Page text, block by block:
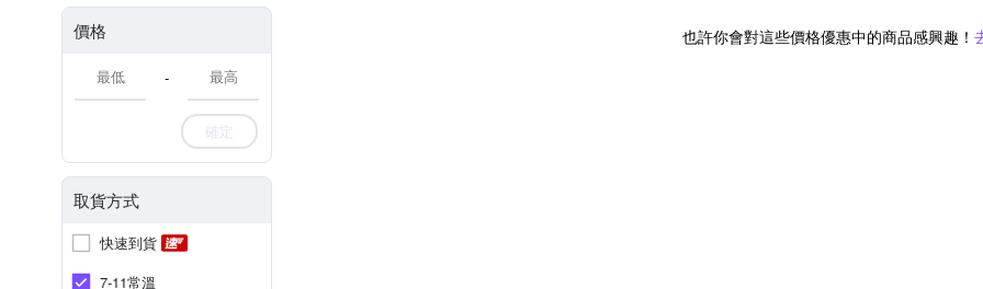
價格
-
確定
取貨方式
快速到貨
7-11常溫
也許你會對這些價格優惠中的商品感興趣！